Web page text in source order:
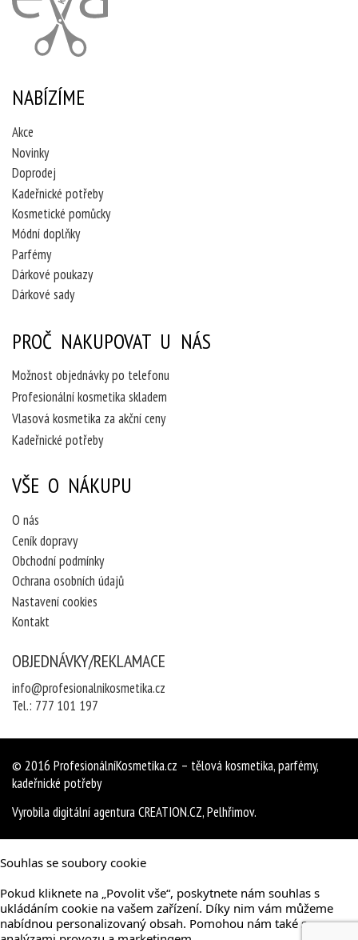
NABÍZÍME
Akce
Novinky
Doprodej
Kadeřnické potřeby
Kosmetické pomůcky
Módní doplňky
Parfémy
Dárkové poukazy
Dárkové sady
PROČ NAKUPOVAT U NÁS
Možnost objednávky po telefonu
Profesionální kosmetika skladem
Vlasová kosmetika za akční ceny
Kadeřnické potřeby
VŠE O NÁKUPU
O nás
Ceník dopravy
Obchodní podmínky
Ochrana osobních údajů
Nastavení cookies
Kontakt
OBJEDNÁVKY/REKLAMACE
info@profesionalnikosmetika.cz
Tel.: 777 101 197
© 2016 ProfesionálníKosmetika.cz – tělová kosmetika, parfémy,
kadeřnické potřeby
Vyrobiladigitální agenturaCREATION.CZ,Pelhřimov.
Souhlas se soubory cookie
Pokud kliknete na „Povolit vše“, poskytnete nám souhlas s
ukládáním cookie na vašem zařízení. Díky nim vám můžeme
nabídnou personalizovaný obsah. Pomohou nám také s